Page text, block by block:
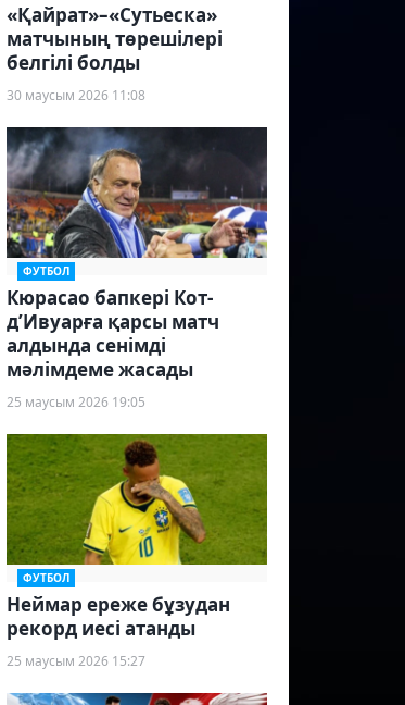
«Қайрат»–«Сутьеска»
матчының төрешілері
белгілі болды
30 маусым 2026 11:08
ФУТБОЛ
Кюрасао бапкері Кот-
д’Ивуарға қарсы матч
алдында сенімді
мәлімдеме жасады
25 маусым 2026 19:05
ФУТБОЛ
Неймар ереже бұзудан
рекорд иесі атанды
25 маусым 2026 15:27